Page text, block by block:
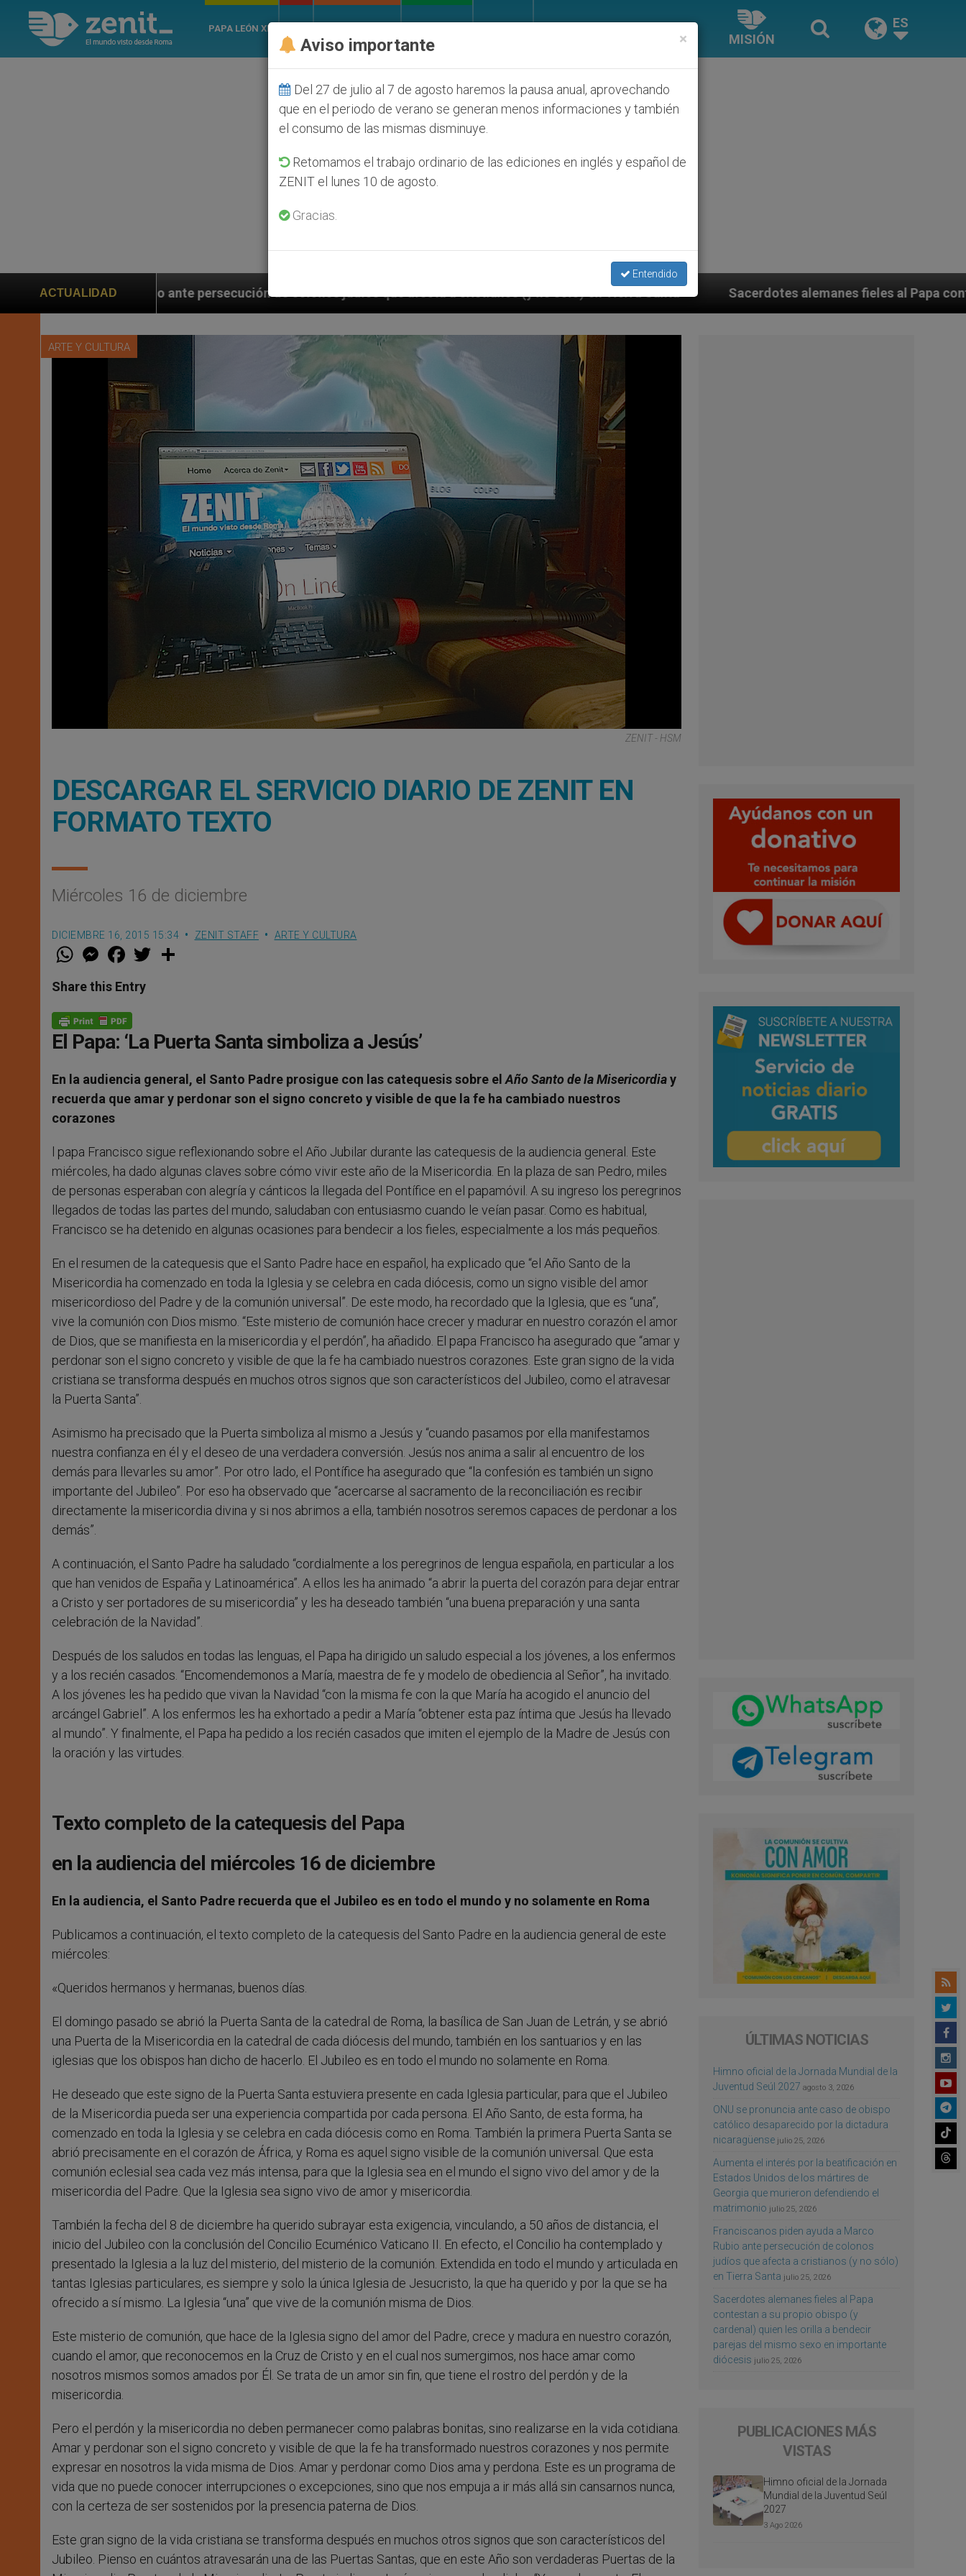
PAPA LEÓN XIV
MISIÓN
ES
ACTUALIDAD
ante persecución de colonos judíos que afecta a cristianos (y no sólo) en Tierra Santa Sacerdotes alemanes fieles al Papa contestan a su propio
ARTE Y CULTURA
ZENIT - HSM
DESCARGAR EL SERVICIO DIARIO DE ZENIT EN
FORMATO TEXTO
Miércoles 16 de diciembre
DICIEMBRE 16, 2015 15:34 ZENIT STAFF ARTE Y CULTURA
W
t
s
p
p
M
e
s
e
g
e
r
F
a
e
b
o
k
w
Share this Entry
El Papa: ‘La Puerta Santa simboliza a Jesús’
En la audiencia general, el Santo Padre prosigue con las catequesis sobre el Año Santo de la Misericordiay
recuerda que amar y perdonar son el signo concreto y visible de que la fe ha cambiado nuestros
corazones
l papa Francisco sigue reflexionando sobre el Año Jubilar durante las catequesis de la audiencia general. Este
miércoles, ha dado algunas claves sobre cómo vivir este año de la Misericordia. En la plaza de san Pedro, miles
de personas esperaban con alegría y cánticos la llegada del Pontífice en el papamóvil. A su ingreso los peregrinos
llegados de todas las partes del mundo, saludaban con entusiasmo cuando le veían pasar. Como es habitual,
Francisco se ha detenido en algunas ocasiones para bendecir a los fieles, especialmente a los más pequeños.
En el resumen de la catequesis que el Santo Padre hace en español, ha explicado que “el Año Santo de la
Misericordia ha comenzado en toda la Iglesia y se celebra en cada diócesis, como un signo visible del amor
misericordioso del Padre y de la comunión universal”. De este modo, ha recordado que la Iglesia, que es “una”,
vive la comunión con Dios mismo. “Este misterio de comunión hace crecer y madurar en nuestro corazón el amor
de Dios, que se manifiesta en la misericordia y el perdón”, ha añadido. El papa Francisco ha asegurado que “amar y
perdonar son el signo concreto y visible de que la fe ha cambiado nuestros corazones. Este gran signo de la vida
cristiana se transforma después en muchos otros signos que son característicos del Jubileo, como el atravesar
la Puerta Santa”.
Asimismo ha precisado que la Puerta simboliza al mismo a Jesús y “cuando pasamos por ella manifestamos
nuestra confianza en él y el deseo de una verdadera conversión. Jesús nos anima a salir al encuentro de los
demás para llevarles su amor”. Por otro lado, el Pontífice ha asegurado que “la confesión es también un signo
importante del Jubileo”. Por eso ha observado que “acercarse al sacramento de la reconciliación es recibir
directamente la misericordia divina y si nos abrimos a ella, también nosotros seremos capaces de perdonar a los
demás”.
A continuación, el Santo Padre ha saludado “cordialmente a los peregrinos de lengua española, en particular a los
que han venidos de España y Latinoamérica”. A ellos les ha animado “a abrir la puerta del corazón para dejar entrar
a Cristo y ser portadores de su misericordia” y les ha deseado también “una buena preparación y una santa
celebración de la Navidad”.
Después de los saludos en todas las lenguas, el Papa ha dirigido un saludo especial a los jóvenes, a los enfermos
y a los recién casados. “Encomendemonos a María, maestra de fe y modelo de obediencia al Señor”, ha invitado.
A los jóvenes les ha pedido que vivan la Navidad “con la misma fe con la que María ha acogido el anuncio del
arcángel Gabriel”. A los enfermos les ha exhortado a pedir a María “obtener esta paz íntima que Jesús ha llevado
al mundo”. Y finalmente, el Papa ha pedido a los recién casados que imiten el ejemplo de la Madre de Jesús con
la oración y las virtudes.
Texto completo de la catequesis del Papa
en la audiencia del miércoles 16 de diciembre
En la audiencia, el Santo Padre recuerda que el Jubileo es en todo el mundo y no solamente en Roma
Publicamos a continuación, el texto completo de la catequesis del Santo Padre en la audiencia general de este
miércoles:
«Queridos hermanos y hermanas, buenos días.
El domingo pasado se abrió la Puerta Santa de la catedral de Roma, la basílica de San Juan de Letrán, y se abrió
una Puerta de la Misericordia en la catedral de cada diócesis del mundo, también en los santuarios y en las
iglesias que los obispos han dicho de hacerlo. El Jubileo es en todo el mundo no solamente en Roma.
He deseado que este signo de la Puerta Santa estuviera presente en cada Iglesia particular, para que el Jubileo
de la Misericordia pueda ser una experiencia compartida por cada persona. El Año Santo, de esta forma, ha
comenzado en toda la Iglesia y se celebra en cada diócesis como en Roma. También la primera Puerta Santa se
abrió precisamente en el corazón de África, y Roma es aquel signo visible de la comunión universal. Que esta
comunión eclesial sea cada vez más intensa, para que la Iglesia sea en el mundo el signo vivo del amor y de la
misericordia del Padre. Que la Iglesia sea signo vivo de amor y misericordia.
También la fecha del 8 de diciembre ha querido subrayar esta exigencia, vinculando, a 50 años de distancia, el
inicio del Jubileo con la conclusión del Concilio Ecuménico Vaticano II. En efecto, el Concilio ha contemplado y
presentado la Iglesia a la luz del misterio, del misterio de la comunión. Extendida en todo el mundo y articulada en
tantas Iglesias particulares, es siempre y solo la única Iglesia de Jesucristo, la que ha querido y por la que se ha
ofrecido a sí mismo. La Iglesia “una” que vive de la comunión misma de Dios.
Este misterio de comunión, que hace de la Iglesia signo del amor del Padre, crece y madura en nuestro corazón,
cuando el amor, que reconocemos en la Cruz de Cristo y en el cual nos sumergimos, nos hace amar como
nosotros mismos somos amados por Él. Se trata de un amor sin fin, que tiene el rostro del perdón y de la
misericordia.
Pero el perdón y la misericordia no deben permanecer como palabras bonitas, sino realizarse en la vida cotidiana.
Amar y perdonar son el signo concreto y visible de que la fe ha transformado nuestros corazones y nos permite
expresar en nosotros la vida misma de Dios. Amar y perdonar como Dios ama y perdona. Este es un programa de
vida que no puede conocer interrupciones o excepciones, sino que nos empuja a ir más allá sin cansarnos nunca,
con la certeza de ser sostenidos por la presencia paterna de Dios.
Este gran signo de la vida cristiana se transforma después en muchos otros signos que son característicos del
Jubileo. Pienso en cuántos atravesarán una de las Puertas Santas, que en este Año son verdaderas Puertas de la
ÚLTIMAS NOTICIAS
Himno oficial de la Jornada Mundial de la
Juventud Seúl 2027 agosto 3, 2026
ONU se pronuncia ante caso de obispo
católico desaparecido por la dictadura
nicaragüense julio 25, 2026
Aumenta el interés por la beatificación en
Estados Unidos de los mártires de
Georgia que murieron defendiendo el
matrimonio julio 25, 2026
Franciscanos piden ayuda a Marco
Rubio ante persecución de colonos
judíos que afecta a cristianos (y no sólo)
en Tierra Santa julio 25, 2026
Sacerdotes alemanes fieles al Papa
contestan a su propio obispo (y
cardenal) quien les orilla a bendecir
parejas del mismo sexo en importante
diócesis julio 25, 2026
PUBLICACIONES MÁS
VISTAS
Himno oficial de la Jornada
Mundial de la Juventud Seúl
2027
3 Ago 2026
×
Aviso importante
Del 27 de julio al 7 de agosto haremos la pausa anual, aprovechando
que en el periodo de verano se generan menos informaciones y también
el consumo de las mismas disminuye.
Retomamos el trabajo ordinario de las ediciones en inglés y español de
ZENIT el lunes 10 de agosto.
Gracias.
Entendido